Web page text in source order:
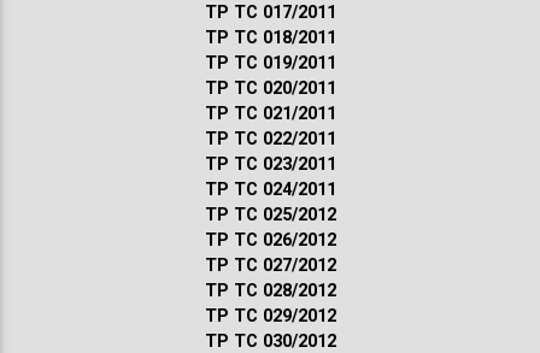
ТР ТС 017/2011
ТР ТС 018/2011
ТР ТС 019/2011
ТР ТС 020/2011
ТР ТС 021/2011
ТР ТС 022/2011
ТР ТС 023/2011
ТР ТС 024/2011
ТР ТС 025/2012
ТР ТС 026/2012
ТР ТС 027/2012
ТР ТС 028/2012
ТР ТС 029/2012
ТР ТС 030/2012